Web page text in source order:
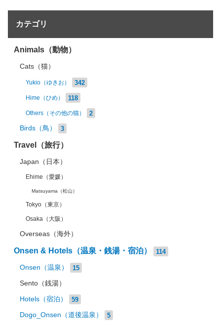
カテゴリ
Animals（動物）
Cats（猫）
Yukio（ゆきお） 342
Hime（ひめ） 118
Others（その他の猫） 2
Birds（鳥） 3
Travel（旅行）
Japan（日本）
Ehime（愛媛）
Matsuyama（松山）
Tokyo（東京）
Osaka（大阪）
Overseas（海外）
Onsen & Hotels（温泉・銭湯・宿泊） 114
Onsen（温泉） 15
Sento（銭湯）
Hotels（宿泊） 59
Dogo_Onsen（道後温泉） 5